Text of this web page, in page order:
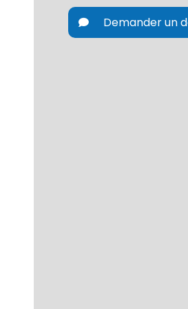
Demander un